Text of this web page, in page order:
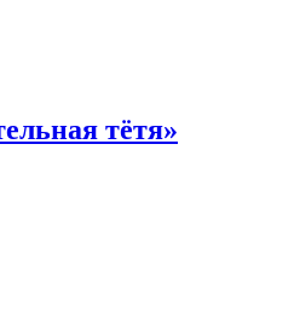
тётя»